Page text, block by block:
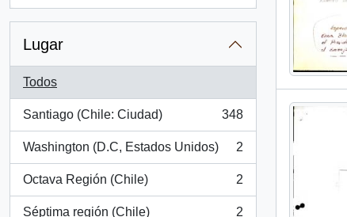
Lugar
Todos
Santiago (Chile: Ciudad)
, 348 resultados
348
Washington (D.C, Estados Unidos)
, 2 resultados
2
Octava Región (Chile)
, 2 resultados
2
Séptima región (Chile) 2